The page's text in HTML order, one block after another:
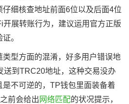
细核查地址前面6位以及后面4位
展转账行为，建议运用官方正版
。
型方面的混淆，好多用户错误地
送到TRC20地址，这种交易没办
不可逆的，TP钱包里面装备着
前会给出 网络匹配的状况提示，